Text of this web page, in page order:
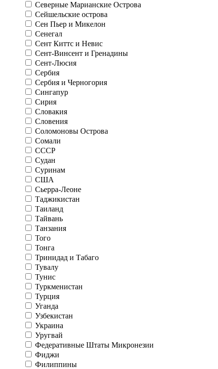
Северные Марианские Острова
Сейшельские острова
Сен Пьер и Микелон
Сенегал
Сент Киттс и Невис
Сент-Винсент и Гренадины
Сент-Люсия
Сербия
Сербия и Черногория
Сингапур
Сирия
Словакия
Словения
Соломоновы Острова
Сомали
СССР
Судан
Суринам
США
Сьерра-Леоне
Таджикистан
Таиланд
Тайвань
Танзания
Того
Тонга
Тринидад и Табаго
Тувалу
Тунис
Туркменистан
Турция
Уганда
Узбекистан
Украина
Уругвай
Федеративные Штаты Микронезии
Фиджи
Филиппины